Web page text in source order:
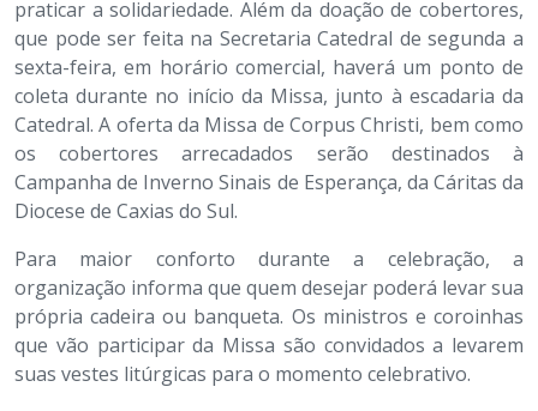
praticar a solidariedade. Além da doação de cobertores,
que pode ser feita na Secretaria Catedral de segunda a
sexta-feira, em horário comercial, haverá um ponto de
coleta durante no início da Missa, junto à escadaria da
Catedral. A oferta da Missa de Corpus Christi, bem como
os cobertores arrecadados serão destinados à
Campanha de Inverno Sinais de Esperança, da Cáritas da
Diocese de Caxias do Sul.
Para maior conforto durante a celebração, a
organização informa que quem desejar poderá levar sua
própria cadeira ou banqueta. Os ministros e coroinhas
que vão participar da Missa são convidados a levarem
suas vestes litúrgicas para o momento celebrativo.